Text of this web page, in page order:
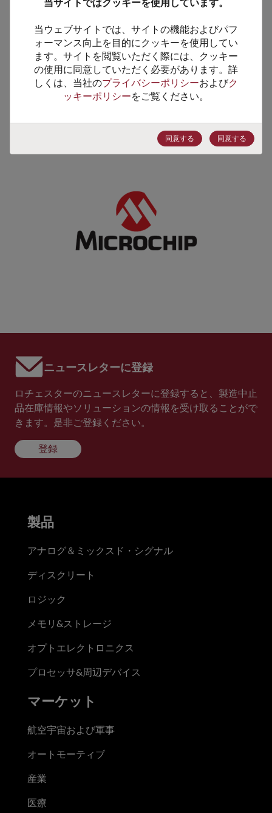
ニュースレターに登録
ロチェスターのニュースレターに登録すると、製造中止
品在庫情報やソリューションの情報を受け取ることがで
きます。是非ご登録ください。
登録
当ウェブサイトでは、サイトの機能およびパフ
ォーマンス向上を目的にクッキーを使用してい
ます。サイトを閲覧いただく際には、クッキー
の使用に同意していただく必要があります。詳
しくは、当社のプライバシーポリシーおよびク
ッキーポリシーをご覧ください。
同意する 同意する
製品
アナログ＆ミックスド・シグナル
ディスクリート
ロジック
メモリ&ストレージ
オプトエレクトロニクス
プロセッサ&周辺デバイス
マーケット
航空宇宙および軍事
オートモーティブ
産業
医療